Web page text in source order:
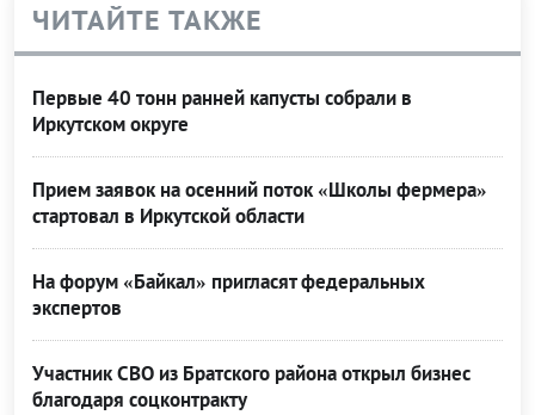
ЧИТАЙТЕ ТАКЖЕ
Первые 40 тонн ранней капусты собрали в
Иркутском округе
Прием заявок на осенний поток «Школы фермера»
стартовал в Иркутской области
На форум «Байкал» пригласят федеральных
экспертов
Участник СВО из Братского района открыл бизнес
благодаря соцконтракту